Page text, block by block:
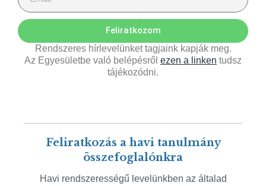
Feliratkozom
Rendszeres hírlevelünket tagjaink kapják meg.
Az Egyesületbe való belépésről ezen a linken tudsz
tájékozódni.
Feliratkozás a havi tanulmány
összefoglalónkra
Havi rendszerességű levelünkben az általad